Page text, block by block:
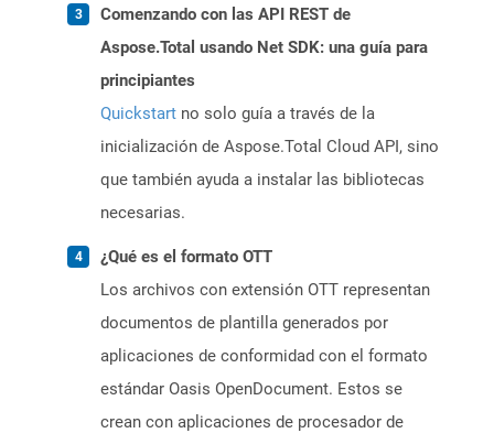
Comenzando con las API REST de
Aspose.Total usando Net SDK: una guía para
principiantes
Quickstart no solo guía a través de la
inicialización de Aspose.Total Cloud API, sino
que también ayuda a instalar las bibliotecas
necesarias.
¿Qué es el formato OTT
Los archivos con extensión OTT representan
documentos de plantilla generados por
aplicaciones de conformidad con el formato
estándar Oasis OpenDocument. Estos se
crean con aplicaciones de procesador de